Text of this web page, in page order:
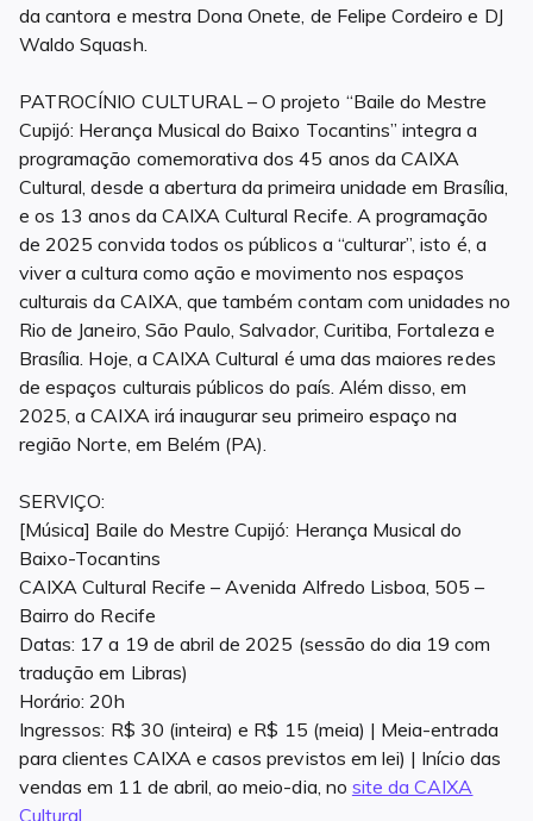
da cantora e mestra Dona Onete, de Felipe Cordeiro e DJ
Waldo Squash.
PATROCÍNIO CULTURAL – O projeto “Baile do Mestre
Cupijó: Herança Musical do Baixo Tocantins” integra a
programação comemorativa dos 45 anos da CAIXA
Cultural, desde a abertura da primeira unidade em Brasília,
e os 13 anos da CAIXA Cultural Recife. A programação
de 2025 convida todos os públicos a “culturar”, isto é, a
viver a cultura como ação e movimento nos espaços
culturais da CAIXA, que também contam com unidades no
Rio de Janeiro, São Paulo, Salvador, Curitiba, Fortaleza e
Brasília. Hoje, a CAIXA Cultural é uma das maiores redes
de espaços culturais públicos do país. Além disso, em
2025, a CAIXA irá inaugurar seu primeiro espaço na
região Norte, em Belém (PA).
SERVIÇO:
[Música] Baile do Mestre Cupijó: Herança Musical do
Baixo-Tocantins
CAIXA Cultural Recife – Avenida Alfredo Lisboa, 505 –
Bairro do Recife
Datas: 17 a 19 de abril de 2025 (sessão do dia 19 com
tradução em Libras)
Horário: 20h
Ingressos: R$ 30 (inteira) e R$ 15 (meia) | Meia-entrada
para clientes CAIXA e casos previstos em lei) | Início das
vendas em 11 de abril, ao meio-dia, no site da CAIXA
Cultural